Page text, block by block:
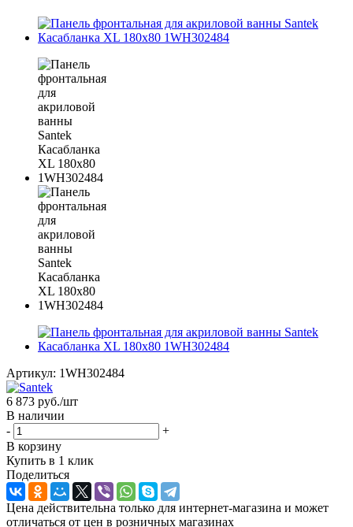
Артикул: 1WH302484
6 873 руб./шт
В наличии
-
+
В корзину
Купить в 1 клик
Поделиться
Цена действительна только для интернет-магазина и может
отличаться от цен в розничных магазинах